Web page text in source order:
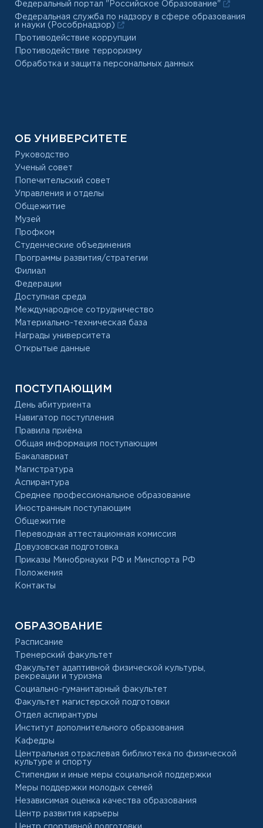
Федеральный портал "Российское Образование"
Федеральная служба по надзору в сфере образования
и науки (Рособрнадзор)
Противодействие коррупции
Противодействие терроризму
Обработка и защита персональных данных
ОБ УНИВЕРСИТЕТЕ
Руководство
Ученый совет
Попечительский совет
Управления и отделы
Общежитие
Музей
Профком
Студенческие объединения
Программы развития/стратегии
Филиал
Федерации
Доступная среда
Международное сотрудничество
Материально-техническая база
Награды университета
Открытые данные
ПОСТУПАЮЩИМ
День абитуриента
Навигатор поступления
Правила приёма
Общая информация поступающим
Бакалавриат
Магистратура
Аспирантура
Среднее профессиональное образование
Иностранным поступающим
Общежитие
Переводная аттестационная комиссия
Довузовская подготовка
Приказы Минобрнауки РФ и Минспорта РФ
Положения
Контакты
ОБРАЗОВАНИЕ
Расписание
Тренерский факультет
Факультет адаптивной физической культуры,
рекреации и туризма
Социально-гуманитарный факультет
Факультет магистерской подготовки
Отдел аспирантуры
Институт дополнительного образования
Кафедры
Центральная отраслевая библиотека по физической
культуре и спорту
Стипендии и иные меры социальной поддержки
Меры поддержки молодых семей
Независимая оценка качества образования
Центр развития карьеры